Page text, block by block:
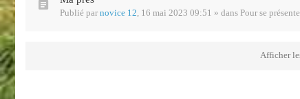
Publié par novice 12, 16 mai 2023 09:51 » dans Pour se
Afficher